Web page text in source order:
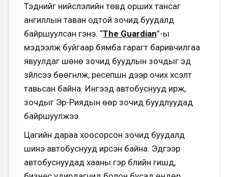
Тэднийг нийслэлийн төвд орших тансаг
ангиллын таван одтой зочид буудалд
байршуулсан гэнэ. “The Guardian”-ы
мэдээлж буйгаар бямба гарагт баривчилгаа
явуулдаг шөнө зочид буудлын зочдыг эд
зүйлсээ бөөгнүүлж, ресепшн дээр очих хүсэлт
тавьсан байна. Ингээд автобуснууд ирж,
зочдыг Эр-Риядын өөр зочид буудлуудад
байршуулжээ.
Цагийн дараа хоосорсон зочид буудалд
шинэ автобуснууд ирсэн байна. Эдгээр
автобуснуудад хааны гэр бүлийн гишүүд,